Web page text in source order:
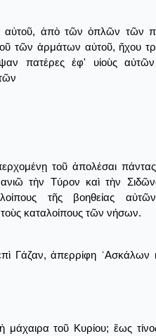
αὐτοῦ, ἀπὸ τῶν ὁπλῶν τῶν
τῶν ἁρμάτων αὐτοῦ, ἤχου
πατέρες ἐφ' υἱοὺς
τοῦ ἀπολέσαι
τὴν Τύρον καὶ τὴν
τῆς βοηθείας
τοὺς καταλοίπους τῶν νήσων.
Γάζαν, ἀπερρίφη ᾿Ασκάλων
μάχαιρα τοῦ Κυρίου; ἕως